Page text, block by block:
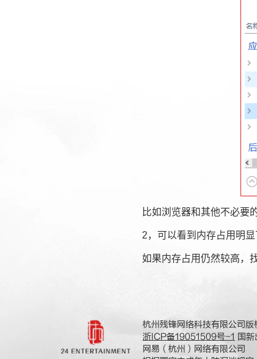
比如浏览器和其他不必要的
2，可以看到内存占用明显
如果内存占用仍然较高，找
杭州残锋网络科技有限公司版
浙ICP备19051509号-1 国
网易（杭州）网络有限公司